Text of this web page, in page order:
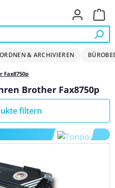
ORDNEN & ARCHIVIEREN
Fax8750p
Brother Fax8750p
filtern